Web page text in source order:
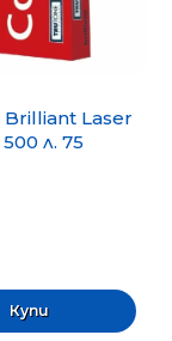
Laser
л. 75